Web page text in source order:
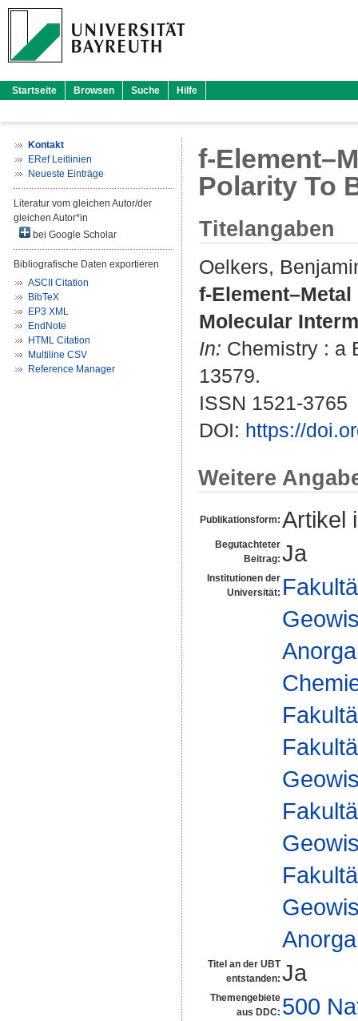
Startseite Browsen Suche Hilfe
Kontakt
ERef Leitlinien
Neueste Einträge
Literatur vom gleichen Autor/der
gleichen Autor*in
bei Google Scholar
Bibliografische Daten exportieren
ASCII Citation
BibTeX
EP3 XML
EndNote
HTML Citation
Multiline CSV
Reference Manager
f-
Polarity To
Titelangaben
Oelkers,
f-
Molecular
In: Chemistry : a
13579.
ISSN 1521-3765
DOI: https://
Weitere
Publikationsform: Artikel
Begutachteter
Beitrag: Ja
Institutionen der
Universität:
Titel an der UBT
entstanden: Ja
Themengebiete
aus DDC: 500